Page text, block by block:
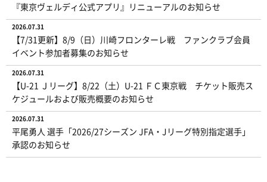
『東京ヴェルディ公式アプリ』リニューアルのお知らせ
2026.07.31
【7/31更新】8/9（日）川崎フロンターレ戦 ファンクラブ会員
イベント参加者募集のお知らせ
2026.07.31
【U-21 Ｊリーグ】8/22（土）U-21 ＦＣ東京戦 チケット販売ス
ケジュールおよび販売概要のお知らせ
2026.07.31
平尾勇人 選手「2026/27シーズン JFA・Jリーグ特別指定選手」
承認のお知らせ